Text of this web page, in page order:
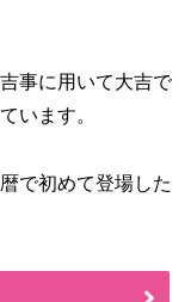
事に用いて大吉で
います。
で初めて登場した